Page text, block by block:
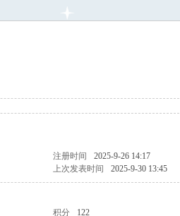
注册时间 2025-9-26 14:17
上次发表时间 2025-9-30 13:45
积分 122